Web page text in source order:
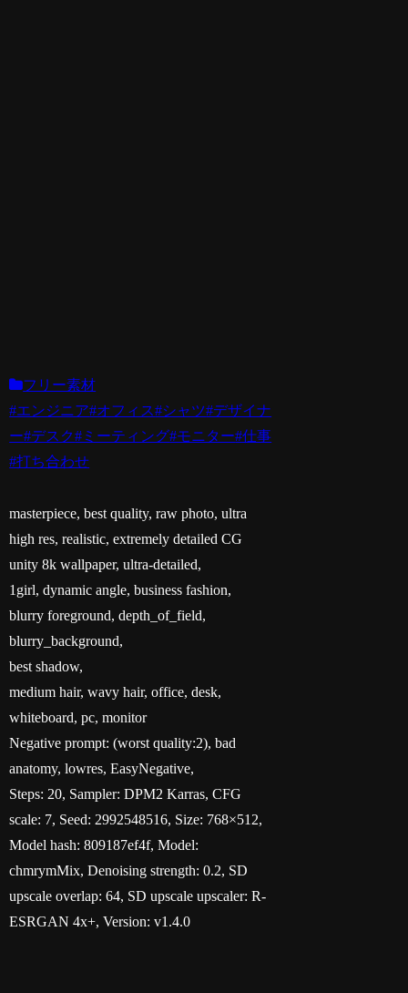
フリー素材
#エンジニア#オフィス#シャツ#デザイナ
ー#デスク#ミーティング#モニター#仕事
#打ち合わせ
masterpiece, best quality, raw photo, ultra
high res, realistic, extremely detailed CG
unity 8k wallpaper, ultra-detailed,
1girl, dynamic angle, business fashion,
blurry foreground, depth_of_field,
blurry_background,
best shadow,
medium hair, wavy hair, office, desk,
whiteboard, pc, monitor
Negative prompt: (worst quality:2), bad
anatomy, lowres, EasyNegative,
Steps: 20, Sampler: DPM2 Karras, CFG
scale: 7, Seed: 2992548516, Size: 768×512,
Model hash: 809187ef4f, Model:
chmrymMix, Denoising strength: 0.2, SD
upscale overlap: 64, SD upscale upscaler: R-
ESRGAN 4x+, Version: v1.4.0